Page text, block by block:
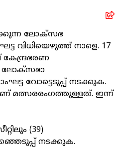
ലോക്‌സഭ
വിധിയെഴുത്ത് നാളെ. 17
ലോക്‌സഭാ
വോട്ടെടുപ്പ് നടക്കുക.
മത്സരരംഗത്തുള്ളത്. ഇന്ന്
(39)
നടക്കുക.